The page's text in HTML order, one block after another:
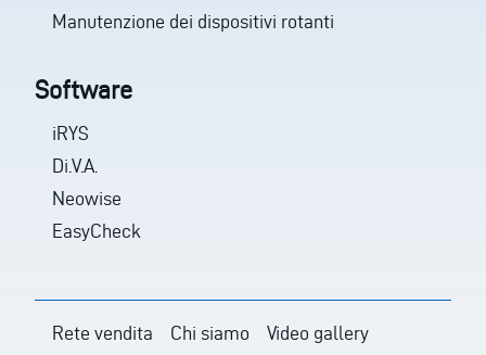
Manutenzione dei dispositivi rotanti
Software
iRYS
Di.V.A.
Neowise
EasyCheck
Rete vendita Chi siamo
Video gallery